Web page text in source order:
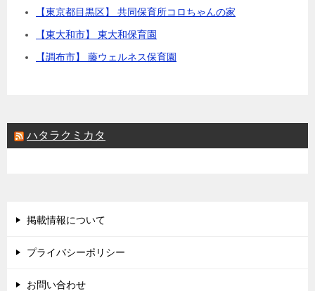
【東京都目黒区】 共同保育所コロちゃんの家
【東大和市】 東大和保育園
【調布市】 藤ウェルネス保育園
ハタラクミカタ
掲載情報について
プライバシーポリシー
お問い合わせ